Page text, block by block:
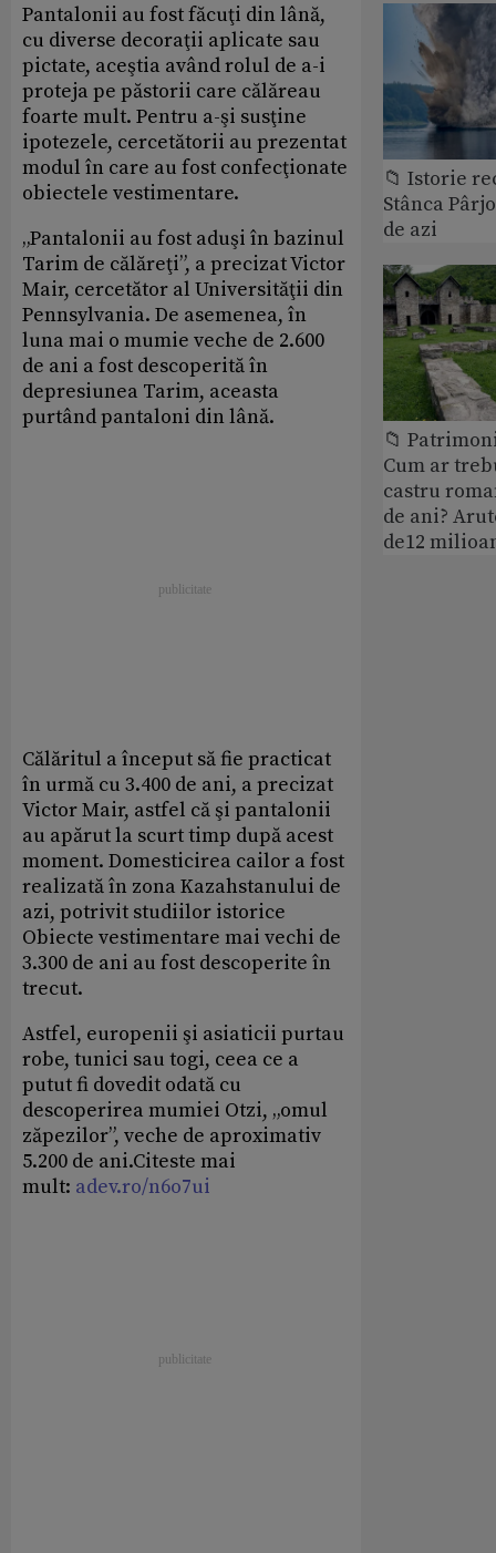
Pantalonii au fost făcuţi din lână,
cu diverse decoraţii aplicate sau
pictate, aceştia având rolul de a-i
proteja pe păstorii care călăreau
foarte mult. Pentru a-şi susţine
ipotezele, cercetătorii au prezentat
modul în care au fost confecţionate
obiectele vestimentare.
„Pantalonii au fost aduşi în bazinul
Tarim de călăreţi”, a precizat Victor
Mair, cercetător al Universităţii din
Pennsylvania. De asemenea, în
luna mai o mumie veche de 2.600
de ani a fost descoperită în
depresiunea Tarim, aceasta
purtând pantaloni din lână.
Călăritul a început să fie practicat
în urmă cu 3.400 de ani, a precizat
Victor Mair, astfel că şi pantalonii
au apărut la scurt timp după acest
moment. Domesticirea cailor a fost
realizată în zona Kazahstanului de
azi, potrivit studiilor istorice
Obiecte vestimentare mai vechi de
3.300 de ani au fost descoperite în
trecut.
Astfel, europenii şi asiaticii purtau
robe, tunici sau togi, ceea ce a
putut fi dovedit odată cu
descoperirea mumiei Otzi, „omul
zăpezilor”, veche de aproximativ
5.200 de ani.Citeste mai
mult: adev.ro/n6o7ui
📁 Istorie
Stânca
de azi
📁
Cum ar
castru
de ani?
de12